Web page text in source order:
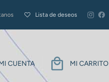
Lista de deseos
CUENTA MI CARRITO